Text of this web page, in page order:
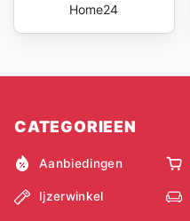
Home24
CATEGORIEEN
Aanbiedingen
Ijzerwinkel